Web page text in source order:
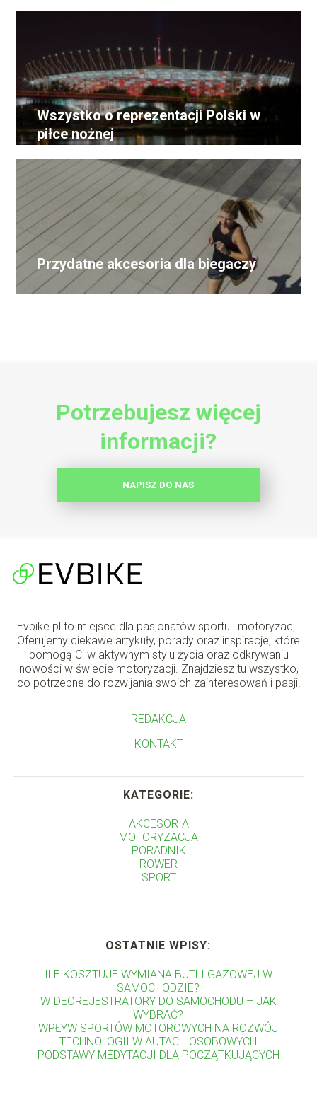
Wszystko o reprezentacji Polski w
piłce nożnej
Przydatne akcesoria dla biegaczy
Potrzebujesz więcej
informacji?
NAPISZ DO NAS
Evbike.pl to miejsce dla pasjonatów sportu i motoryzacji.
Oferujemy ciekawe artykuły, porady oraz inspiracje, które
pomogą Ci w aktywnym stylu życia oraz odkrywaniu
nowości w świecie motoryzacji. Znajdziesz tu wszystko,
co potrzebne do rozwijania swoich zainteresowań i pasji.
REDAKCJA
KONTAKT
KATEGORIE:
AKCESORIA
MOTORYZACJA
PORADNIK
ROWER
SPORT
OSTATNIE WPISY:
ILE KOSZTUJE WYMIANA BUTLI GAZOWEJ W
SAMOCHODZIE?
WIDEOREJESTRATORY DO SAMOCHODU – JAK
WYBRAĆ?
WPŁYW SPORTÓW MOTOROWYCH NA ROZWÓJ
TECHNOLOGII W AUTACH OSOBOWYCH
PODSTAWY MEDYTACJI DLA POCZĄTKUJĄCYCH